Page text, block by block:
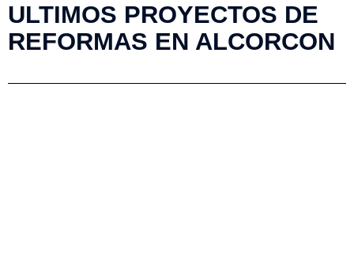
ULTIMOS PROYECTOS DE
REFORMAS EN ALCORCON